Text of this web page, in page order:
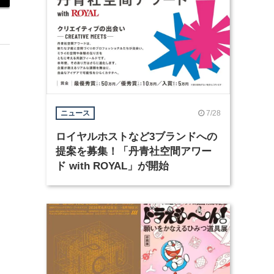
ニュース 7/28
ロイヤルホストなど3ブランドへの
提案を募集！「丹青社空間アワー
ド with ROYAL」が開始